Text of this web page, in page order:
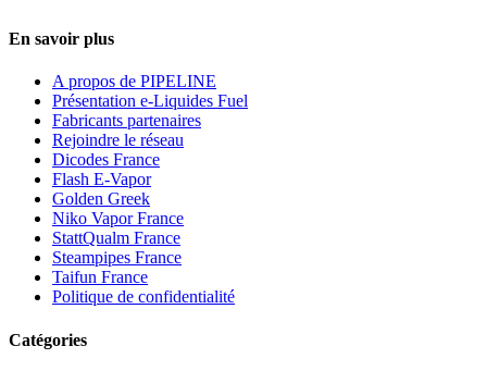
En savoir plus
A propos de PIPELINE
Présentation e-Liquides Fuel
Fabricants partenaires
Rejoindre le réseau
Dicodes France
Flash E-Vapor
Golden Greek
Niko Vapor France
StattQualm France
Steampipes France
Taifun France
Politique de confidentialité
Catégories